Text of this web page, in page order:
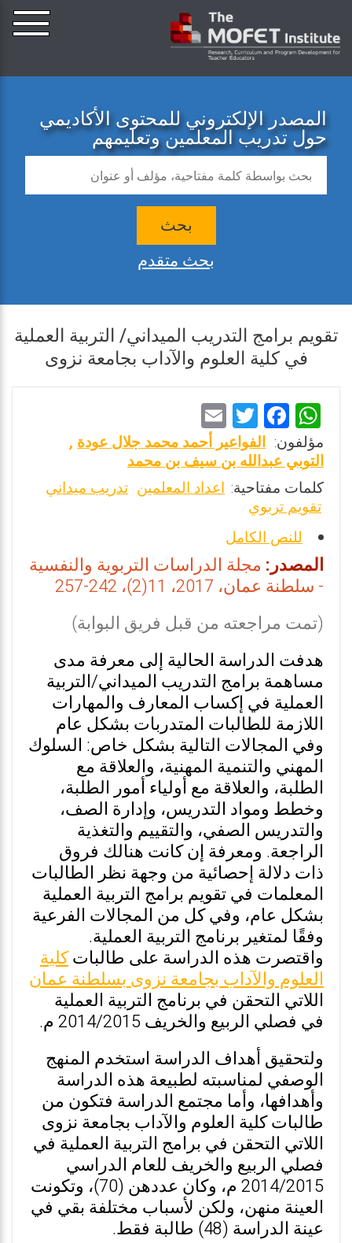
المصدر الإلكتروني للمحتوى الأكاديمي
حول تدريب المعلمين وتعليمهم
بحث
بحث متقدم
تقويم برامج التدريب الميداني/ التربية العملية
في كلية العلوم والآداب بجامعة نزوى
W
h
at
s
A
p
p
F
a
ce
b
o
o
k
T
wi
tt
er
m
ai
l
مؤلفون: الفواعير أحمد محمد جلال عودة,
التوبي عبدالله بن سيف بن محمد
كلمات مفتاحية: اعداد المعلمين تدريب ميداني
تقويم تربوي
للنص الكامل
المصدر: مجلة الدراسات التربوية والنفسية
- سلطنة عمان، 2017، 11(2)، 242-257
(تمت مراجعته من قبل فريق البوابة)
هدفت الدراسة الحالية إلى معرفة مدى
مساهمة برامج التدريب الميداني/التربية
العملية في إكساب المعارف والمهارات
اللازمة للطالبات المتدربات بشكل عام
وفي المجالات التالية بشكل خاص: السلوك
المهني والتنمية المهنية، والعلاقة مع
الطلبة، والعلاقة مع أولياء أمور الطلبة،
وخطط ومواد التدريس، وإدارة الصف،
والتدريس الصفي، والتقييم والتغذية
الراجعة. ومعرفة إن كانت هنالك فروق
ذات دلالة إحصائية من وجهة نظر الطالبات
المعلمات في تقويم برامج التربية العملية
بشكل عام، وفي كل من المجالات الفرعية
وفقًا لمتغير برنامج التربية العملية.
واقتصرت هذه الدراسة على طالباتكلية
العلوم والآداب بجامعة نزوى بسلطنة عمان
اللاتي التحقن في برنامج التربية العملية
في فصلي الربيع والخريف 2014/2015 م.
ولتحقيق أهداف الدراسة استخدم المنهج
الوصفي لمناسبته لطبيعة هذه الدراسة
وأهدافها، وأما مجتمع الدراسة فتكون من
طالبات كلية العلوم والآداب بجامعة نزوى
اللاتي التحقن في برامج التربية العملية في
فصلي الربيع والخريف للعام الدراسي
2014/2015 م، وكان عددهن (70)، وتكونت
العينة منهن، ولكن لأسباب مختلفة بقي في
عينة الدراسة (48) طالبة فقط.